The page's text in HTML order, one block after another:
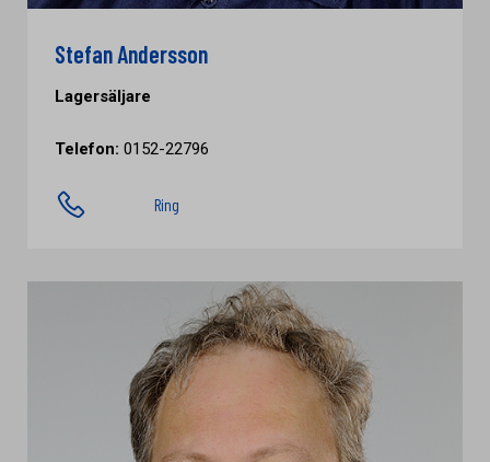
Stefan Andersson
Lagersäljare
Telefon: 0152-22796
Ring